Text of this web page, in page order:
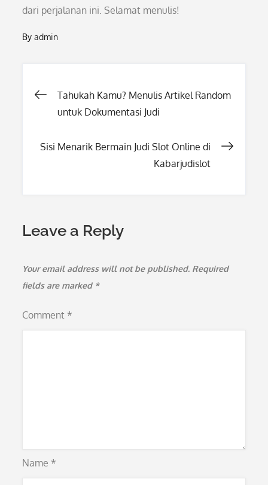
dari perjalanan ini. Selamat menulis!
Byadmin
Post
Tahukah Kamu? Menulis Artikel Random
untuk Dokumentasi Judi
Sisi Menarik Bermain Judi Slot Online di
Kabarjudislot
Leave a Reply
Your email address will not be published. Required
fields are marked *
Comment *
Name *